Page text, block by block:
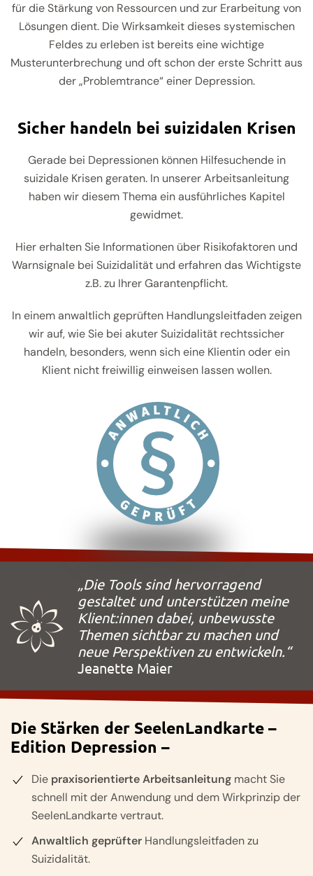
für die Stärkung von Ressourcen und zur Erarbeitung von
Lösungen dient. Die Wirksamkeit dieses systemischen
Feldes zu erleben ist bereits eine wichtige
Musterunterbrechung und oft schon der erste Schritt aus
der „Problemtrance“ einer Depression.
Sicher handeln bei suizidalen Krisen
Gerade bei Depressionen können Hilfesuchende in
suizidale Krisen geraten. In unserer Arbeitsanleitung
haben wir diesem Thema ein ausführliches Kapitel
gewidmet.
Hier erhalten Sie Informationen über Risikofaktoren und
Warnsignale bei Suizidalität und erfahren das Wichtigste
z.B. zu Ihrer Garantenpflicht.
In einem anwaltlich geprüften Handlungsleitfaden zeigen
wir auf, wie Sie bei akuter Suizidalität rechtssicher
handeln, besonders, wenn sich eine Klientin oder ein
Klient nicht freiwillig einweisen lassen wollen.
„Die Tools sind hervorragend
gestaltet und unterstützen meine
Klient:innen dabei, unbewusste
Themen sichtbar zu machen und
neue Perspektiven zu entwickeln.“
Jeanette Maier
Die Stärken der SeelenLandkarte –
Edition Depression –
Die praxisorientierte Arbeitsanleitung macht Sie
schnell mit der Anwendung und dem Wirkprinzip der
SeelenLandkarte vertraut.
Anwaltlich geprüfter Handlungsleitfaden zu
Suizidalität.